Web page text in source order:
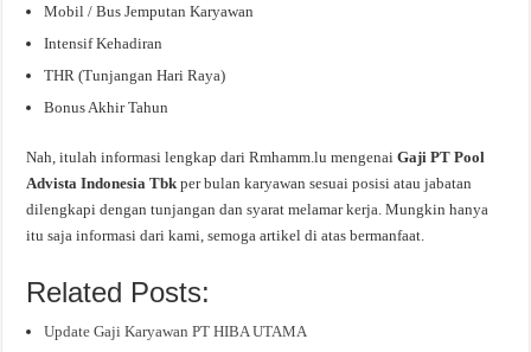
Mobil / Bus Jemputan Karyawan
Intensif Kehadiran
THR (Tunjangan Hari Raya)
Bonus Akhir Tahun
Nah, itulah informasi lengkap dari Rmhamm.lu mengenaiGaji PT Pool
Advista Indonesia Tbkper bulan karyawan sesuai posisi atau jabatan
dilengkapi dengan tunjangan dan syarat melamar kerja. Mungkin hanya
itu saja informasi dari kami, semoga artikel di atas bermanfaat.
Related Posts:
Update Gaji Karyawan PT HIBA UTAMA